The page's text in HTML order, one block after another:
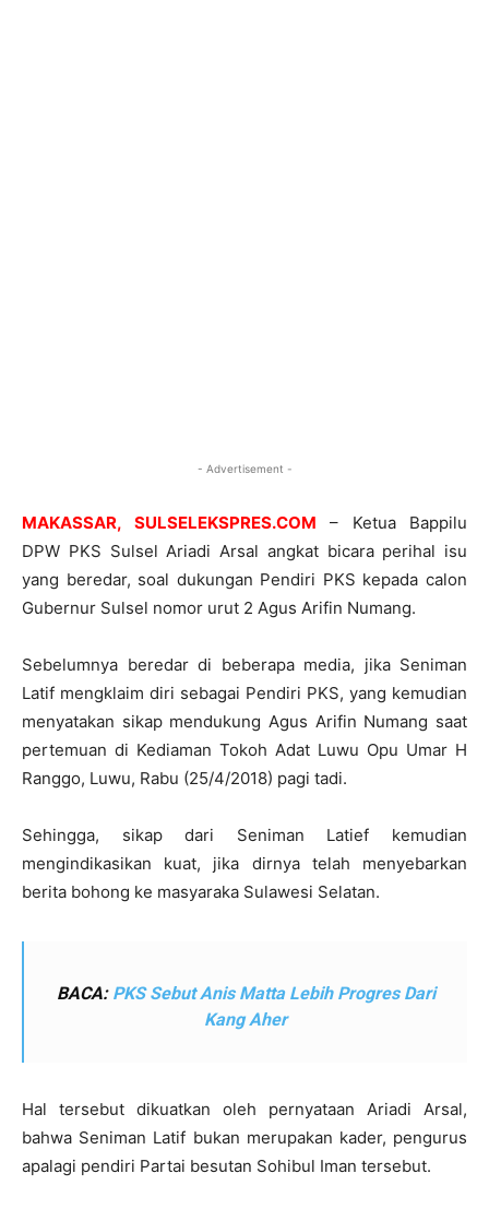
- Advertisement -
MAKASSAR, SULSELEKSPRES.COM – Ketua Bappilu
DPW PKS Sulsel Ariadi Arsal angkat bicara perihal isu
yang beredar, soal dukungan Pendiri PKS kepada calon
Gubernur Sulsel nomor urut 2 Agus Arifin Numang.
Sebelumnya beredar di beberapa media, jika Seniman
Latif mengklaim diri sebagai Pendiri PKS, yang kemudian
menyatakan sikap mendukung Agus Arifin Numang saat
pertemuan di Kediaman Tokoh Adat Luwu Opu Umar H
Ranggo, Luwu, Rabu (25/4/2018) pagi tadi.
Sehingga, sikap dari Seniman Latief kemudian
mengindikasikan kuat, jika dirnya telah menyebarkan
berita bohong ke masyaraka Sulawesi Selatan.
BACA: PKS Sebut Anis Matta Lebih Progres Dari
Kang Aher
Hal tersebut dikuatkan oleh pernyataan Ariadi Arsal,
bahwa Seniman Latif bukan merupakan kader, pengurus
apalagi pendiri Partai besutan Sohibul Iman tersebut.